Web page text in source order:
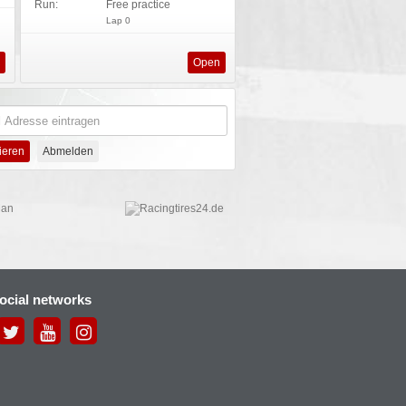
Run: Free practice
Lap 0
Open
networks